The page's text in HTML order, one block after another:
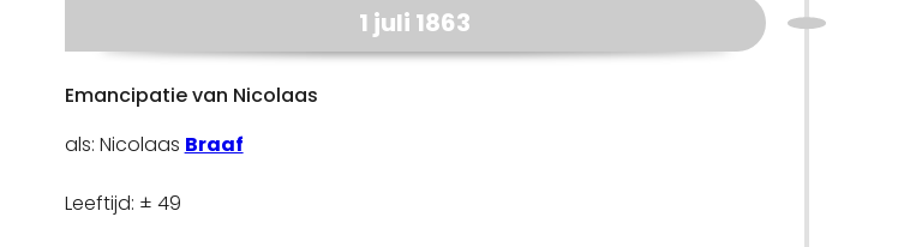
1 juli 1863
Emancipatie van Nicolaas
als: Nicolaas Braaf
Leeftijd: ± 49